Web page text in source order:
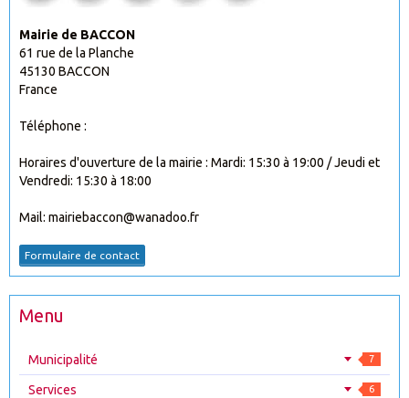
Mairie de BACCON
61 rue de la Planche
45130 BACCON
France
Téléphone :
Horaires d'ouverture de la mairie : Mardi: 15:30 à 19:00 / Jeudi et
Vendredi: 15:30 à 18:00
Mail: mairiebaccon@wanadoo.fr
Formulaire de contact
Menu
Municipalité 7
Services 6